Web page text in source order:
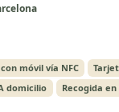
móvil vía NFC
domicilio Recogida